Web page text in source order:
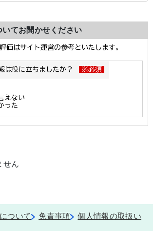
いてお聞かせください
せん
ついて 免責事項
個人情報の取扱い